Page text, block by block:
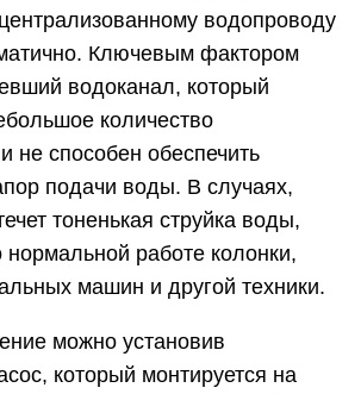
водопроводу
Ключевым фактором
водоканал, который
количество
не способен обеспечить
подачи воды. В случаях,
тоненькая струйка воды,
работе колонки,
машин и другой техники.
можно установив
который монтируется на